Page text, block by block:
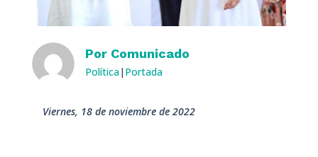
Por Comunicado
Política| Portada
viernes, 18 de noviembre de 2022